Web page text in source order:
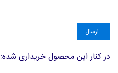
ارسال
در کنار این محصول خریداری شده: